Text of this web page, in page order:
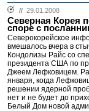
// 29.01.2008
Северная Корея
споре с
Cеверокорейское
вмешалось вчера в
Кондолизы Райс со
президента США по
Джеем Лефковицем.
января, когда
решении ядерной
нет и не будет до
Белый Дом новой